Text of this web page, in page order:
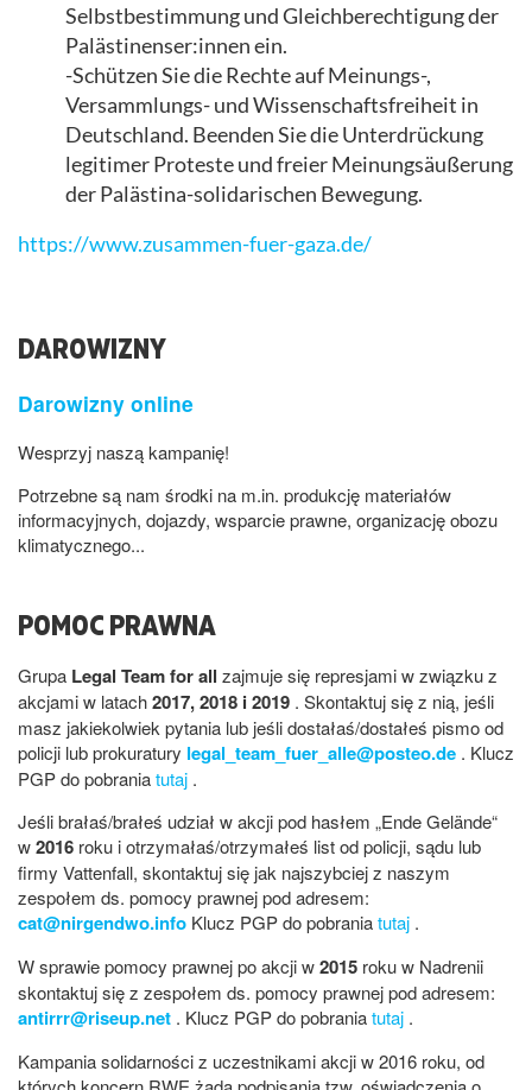
Selbstbestimmung und Gleichberechtigung der
Palästinenser:innen ein.
-Schützen Sie die Rechte auf Meinungs-,
Versammlungs- und Wissenschaftsfreiheit in
Deutschland. Beenden Sie die Unterdrückung
legitimer Proteste und freier Meinungsäußerung
der Palästina-solidarischen Bewegung.
https://www.zusammen-fuer-gaza.de/
DAROWIZNY
Darowizny online
Wesprzyj naszą kampanię!
Potrzebne są nam środki na m.in. produkcję materiałów
informacyjnych, dojazdy, wsparcie prawne, organizację obozu
klimatycznego...
POMOC PRAWNA
Grupa Legal Team for all zajmuje się represjami w związku z
akcjami w latach2017, 2018 i 2019 . Skontaktuj się z nią, jeśli
masz jakiekolwiek pytania lub jeśli dostałaś/dostałeś pismo od
policji lub prokuratury legal_team_fuer_alle@posteo.de . Klucz
PGP do pobraniatutaj .
Jeśli brałaś/brałeś udział w akcji pod hasłem „Ende Gelände“
w2016 roku i otrzymałaś/otrzymałeś list od policji, sądu lub
firmy Vattenfall, skontaktuj się jak najszybciej z naszym
zespołem ds. pomocy prawnej pod adresem:
cat@nirgendwo.info Klucz PGP do pobraniatutaj .
W sprawie pomocy prawnej po akcji w2015 roku w Nadrenii
skontaktuj się z zespołem ds. pomocy prawnej pod adresem:
antirrr@riseup.net . Klucz PGP do pobraniatutaj .
Kampania solidarności z uczestnikami akcji w 2016 roku, od